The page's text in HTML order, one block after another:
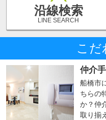
沿線検索
LINE SEARCH
こだ
仲介
船橋市
ちらの
か？仲
取り揃